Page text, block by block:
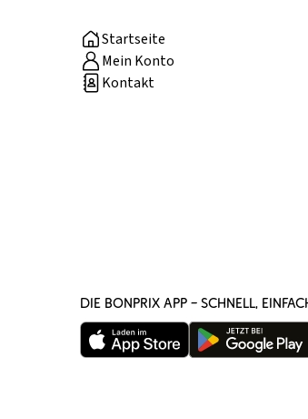
Startseite
Mein Konto
Kontakt
DIE BONPRIX APP – SCHNELL,